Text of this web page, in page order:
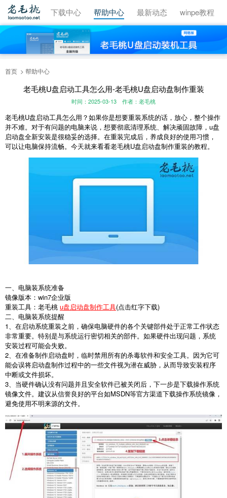
视频教程 下载中心 帮助中心 最新动态 winpe教程
首页 帮助中心
老毛桃U盘启动工具怎么用-老毛桃U盘启动盘制作重装
时间：2025-03-13 作者：老毛桃
老毛桃U盘启动工具怎么用？如果你是想要重装系统的话，放心，整个操作
并不难。对于有问题的电脑来说，想要彻底清理系统、解决顽固故障，u盘
启动盘全新安装是很稳妥的选择。在重装完成后，养成良好的使用习惯，
可以让电脑保持流畅。今天就来看看老毛桃U盘启动盘制作重装的教程。
一、电脑装系统准备
镜像版本：win7企业版
重装工具：老毛桃 u盘启动盘制作工具(点击红字下载)
二、电脑装系统提醒
1、在启动系统重装之前，确保电脑硬件的各个关键部件处于正常工作状态
非常重要。特别是与系统运行密切相关的部件。如果硬件出现问题，系统
安装过程可能会失败。
2、在准备制作启动盘时，临时禁用所有的杀毒软件和安全工具。因为它可
能会误将启动盘制作过程中的一些文件视为潜在威胁，从而导致安装程序
中断或文件损坏。
3、当硬件确认没有问题并且安全软件已被关闭后，下一步是下载操作系统
镜像文件。建议从信誉良好的平台如MSDN等官方渠道下载操作系统镜像，
避免使用不明来源的文件。